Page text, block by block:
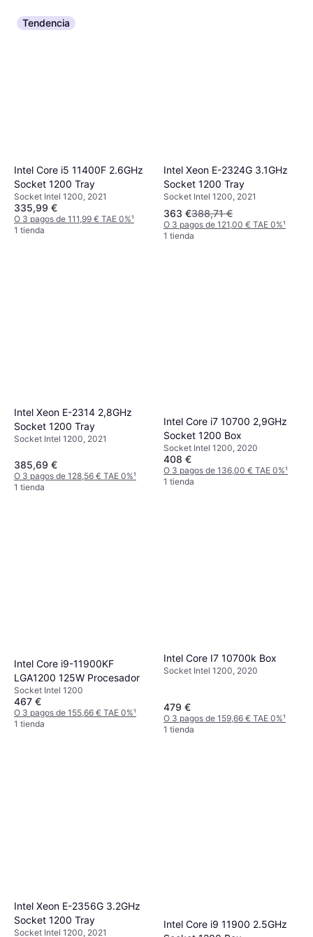
Tendencia
Intel Core i5 11400F 2.6GHz
Socket 1200 Tray
Socket Intel 1200, 2021
335,99 €
O 3 pagos de 111,99 € TAE 0%¹
1 tienda
Intel Xeon E-2324G 3.1GHz
Socket 1200 Tray
Socket Intel 1200, 2021
363 €388,71 €
O 3 pagos de 121,00 € TAE 0%¹
1 tienda
Intel Xeon E-2314 2,8GHz
Socket 1200 Tray
Socket Intel 1200, 2021
385,69 €
O 3 pagos de 128,56 € TAE 0%¹
1 tienda
Intel Core i7 10700 2,9GHz
Socket 1200 Box
Socket Intel 1200, 2020
408 €
O 3 pagos de 136,00 € TAE 0%¹
1 tienda
Intel Core i9-11900KF
LGA1200 125W Procesador
Socket Intel 1200
467 €
O 3 pagos de 155,66 € TAE 0%¹
1 tienda
Intel Core I7 10700k Box
Socket Intel 1200, 2020
479 €
O 3 pagos de 159,66 € TAE 0%¹
1 tienda
Intel Xeon E-2356G 3.2GHz
Socket 1200 Tray
Socket Intel 1200, 2021
Intel Core i9 11900 2.5GHz